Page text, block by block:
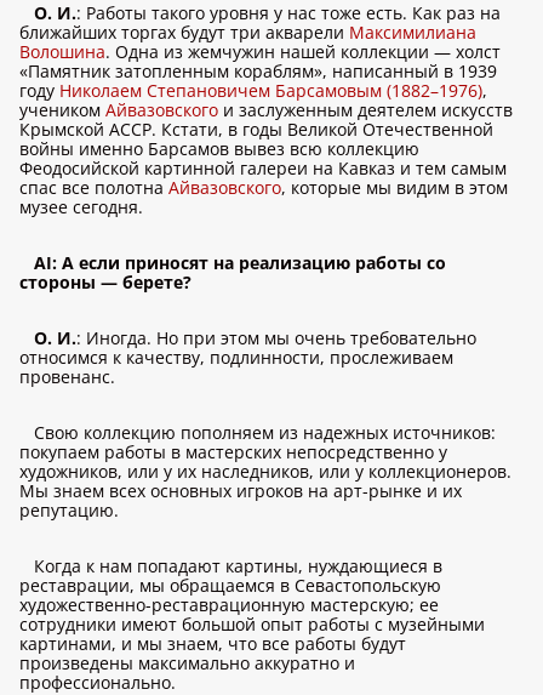
О. И.: Работы такого уровня у нас тоже есть. Как раз на
ближайших торгах будут три акварели Максимилиана
Волошина. Одна из жемчужин нашей коллекции — холст
«Памятник затопленным кораблям», написанный в 1939
году Николаем Степановичем Барсамовым (1882–1976),
учеником Айвазовского и заслуженным деятелем искусств
Крымской АССР. Кстати, в годы Великой Отечественной
войны именно Барсамов вывез всю коллекцию
Феодосийской картинной галереи на Кавказ и тем самым
спас все полотна Айвазовского, которые мы видим в этом
музее сегодня.
AI: А если приносят на реализацию работы со
стороны — берете?
О. И.: Иногда. Но при этом мы очень требовательно
относимся к качеству, подлинности, прослеживаем
провенанс.
Свою коллекцию пополняем из надежных источников:
покупаем работы в мастерских непосредственно у
художников, или у их наследников, или у коллекционеров.
Мы знаем всех основных игроков на арт-рынке и их
репутацию.
Когда к нам попадают картины, нуждающиеся в
реставрации, мы обращаемся в Севастопольскую
художественно-реставрационную мастерскую; ее
сотрудники имеют большой опыт работы с музейными
картинами, и мы знаем, что все работы будут
произведены максимально аккуратно и
профессионально.